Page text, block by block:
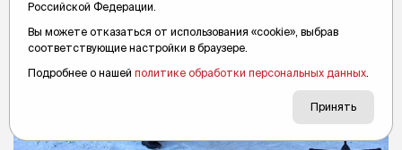
Российской Федерации.
Вы можете отказаться от использования «cookie», выбрав
соответствующие настройки в браузере.
Подробнее о нашей политике обработки персональных данных
Принять